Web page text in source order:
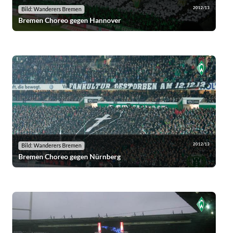
Bild: Wanderers Bremen 2012/13
Bremen Choreo gegen Hannover
Bild: Wanderers Bremen 2012/13
Bremen Choreo gegen Nürnberg